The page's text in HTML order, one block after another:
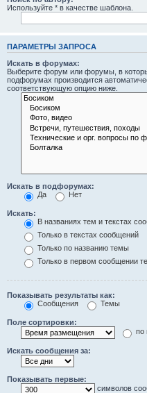
Используйте * в качестве шаблона.
ПАРАМЕТРЫ ЗАПРОСА
Искать в форумах:
Выберите форум или форумы, в
подфорумах производится
соответствующую опцию ниже.
Искать в подфорумах:
Да
Нет
Искать:
В названиях тем и текстах
Только в текстах сообщений
Только по названию темы
Только в первом сообщении
Показывать результаты как:
Сообщения
Темы
Поле сортировки:
по
Искать сообщения за:
Показывать первые:
символов